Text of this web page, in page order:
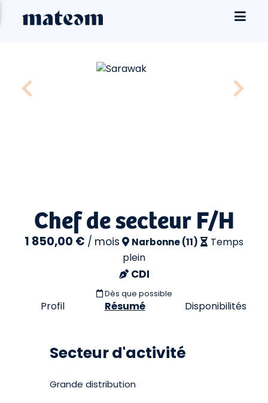
Chef de secteur F/H
1 850,00 € / mois Narbonne (11)
Temps
plein
CDI
Dès que possible
Profil Résumé Disponibilités
Secteur d'activité
Grande distribution